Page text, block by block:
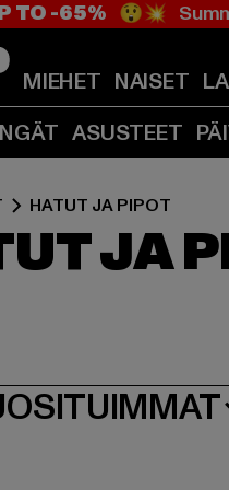
TO -65% 😲💥
MIEHET NAISET
ASUSTEET
HATUT JA PIPOT
JA